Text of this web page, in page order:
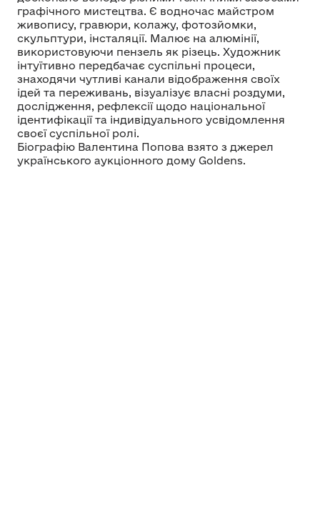
графічного мистецтва. Є водночас майстром
живопису, гравюри, колажу, фотозйомки,
скульптури, інсталяції. Малює на алюмінії,
використовуючи пензель як різець. Художник
інтуїтивно передбачає суспільні процеси,
знаходячи чутливі канали відображення своїх
ідей та переживань, візуалізує власні роздуми,
дослідження, рефлексії щодо національної
ідентифікації та індивідуального усвідомлення
своєї суспільної ролі.
Біографію Валентина Попова взято з джерел
українського аукціонного дому Goldens.